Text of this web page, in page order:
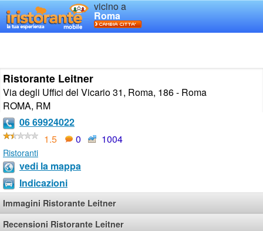
vicino a
Roma
Ristorante Leitner
Via degli Uffici del Vicario 31, Roma, 186 - Roma
ROMA, RM
06 69924022
1.5
0 1004
Ristoranti
vedi la mappa
Indicazioni
Immagini Ristorante Leitner
Recensioni Ristorante Leitner